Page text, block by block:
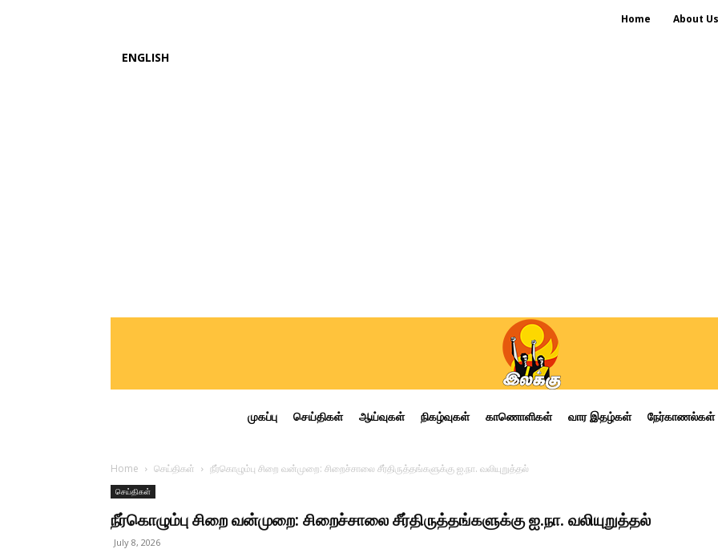
Home About Us
ENGLISH
முகப்பு செய்திகள் ஆய்வுகள் நிகழ்வுகள் காணொளிகள் வார இதழ்கள் நேர்காணல்கள்
Home செய்திகள் நீர்கொழும்பு சிறை வன்முறை: சிறைச்சாலை சீர்திருத்தங்களுக்கு ஐ.நா. வலியுறுத்தல்
செய்திகள்
நீர்கொழும்பு சிறை வன்முறை: சிறைச்சாலை சீர்திருத்தங்களுக்கு ஐ.நா. வலியுறுத்தல்
July 8, 2026